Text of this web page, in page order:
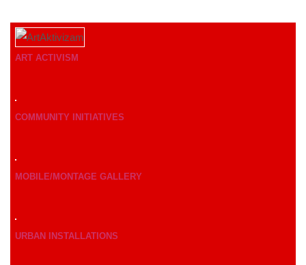
ART ACTIVISM
COMMUNITY INITIATIVES
MOBILE/MONTAGE GALLERY
URBAN INSTALLATIONS